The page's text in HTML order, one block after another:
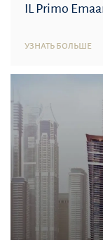
IL Primo
УЗНАТЬ БОЛЬШЕ